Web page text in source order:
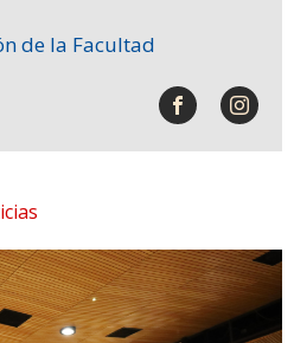
de la Facultad